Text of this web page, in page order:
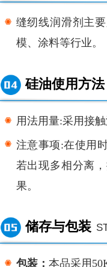
缝纫线润滑剂主
模、涂料等行业。
硅油使用方法
用法用量:采用接触
注意事项:在使用
若出现多相分离
果。
储存与包装
包装： 本品采用